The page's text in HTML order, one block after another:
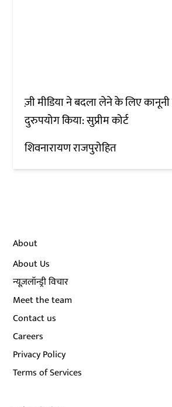
ज़ी मीडिया ने बदला लेने के लिए कानूनी
दुरुपयोग किया: सुप्रीम कोर्ट
शिवनारायण राजपुरोहित
About
About Us
न्यूज़लॉन्ड्री विचार
Meet the team
Contact us
Careers
Privacy Policy
Terms of Services